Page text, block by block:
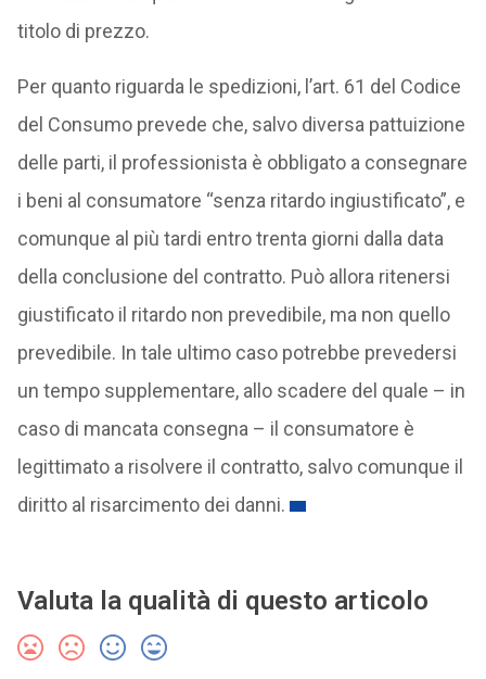
titolo di prezzo.
Per quanto riguarda le spedizioni, l’art. 61 del Codice
del Consumo prevede che, salvo diversa pattuizione
delle parti, il professionista è obbligato a consegnare
i beni al consumatore “senza ritardo ingiustificato”, e
comunque al più tardi entro trenta giorni dalla data
della conclusione del contratto. Può allora ritenersi
giustificato il ritardo non prevedibile, ma non quello
prevedibile. In tale ultimo caso potrebbe prevedersi
un tempo supplementare, allo scadere del quale – in
caso di mancata consegna – il consumatore è
legittimato a risolvere il contratto, salvo comunque il
diritto al risarcimento dei danni.
Valuta la qualità di questo articolo